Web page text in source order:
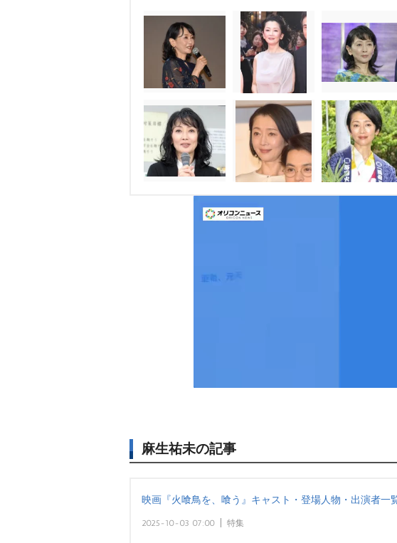
麻生祐未の記事
映画『火喰鳥を、喰う』キャスト・登場人物・出演者一
2025-10-03 07:00 特集